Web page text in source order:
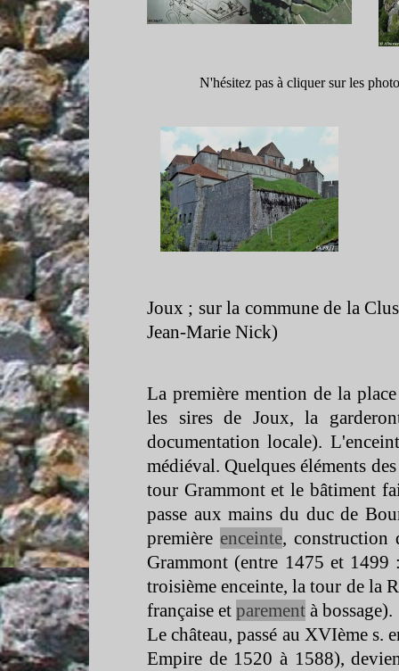
N'hésitez pas à cliquer sur les
Joux ; sur la commune de la
Jean-Marie Nick)
La première mention de la
les sires de Joux, la
documentation locale).
médiéval. Quelques éléments
tour Grammont et le bâtiment
passe aux mains du duc de
première enceinte, construction
Grammont (entre 1475 et
troisième enceinte, la tour de la
française et parement à bossage).
Le château, passé au XVIème s.
Empire de 1520 à 1588),